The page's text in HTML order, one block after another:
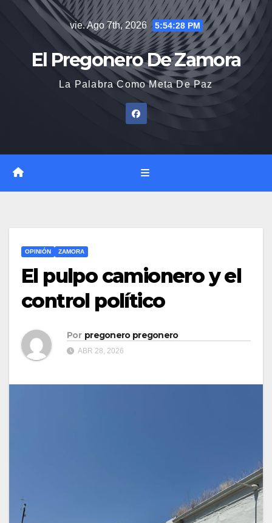
vie. Ago 7th, 2026 5:54:29 PM
El Pregonero De Zamora
La Palabra Como Meta De Paz
OPINIÓN ZAMORA
El pulpo camionero y el
control político
Por pregonero pregonero
ABR 28, 2026